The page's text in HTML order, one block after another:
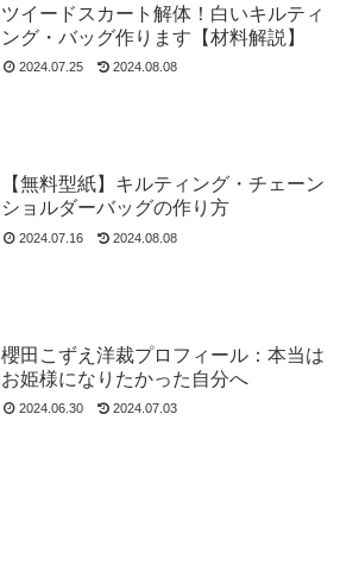
ツイードスカート解体！白いキルティ
ング・バッグ作ります【材料解説】
2024.07.25 2024.08.08
【無料型紙】キルティング・チェーン
ショルダーバッグの作り方
2024.07.16 2024.08.08
櫻田こずえ洋裁プロフィール：本当は
お姫様になりたかった自分へ
2024.06.30 2024.07.03